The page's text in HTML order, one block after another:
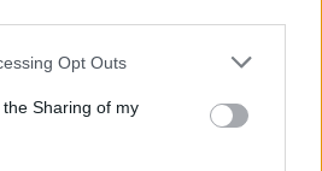
Opt Outs
Sharing of my